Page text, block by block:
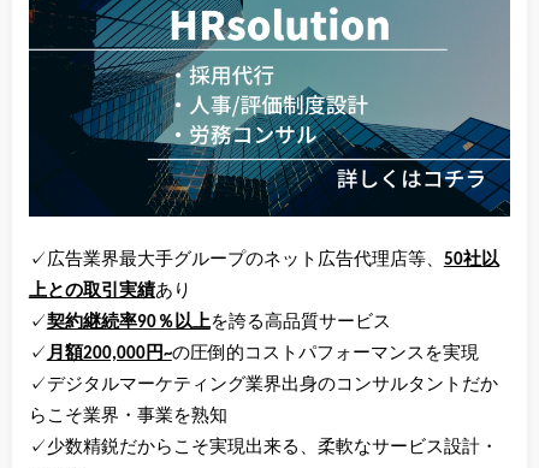
✓広告業界最大手グループのネット広告代理店等、 50社以
上との取引実績あり
✓契約継続率90％以上を誇る高品質サービス
✓月額200,000円~の圧倒的コストパフォーマンスを実現
✓デジタルマーケティング業界出身のコンサルタントだか
らこそ業界・事業を熟知
✓少数精鋭だからこそ実現出来る、柔軟なサービス設計・